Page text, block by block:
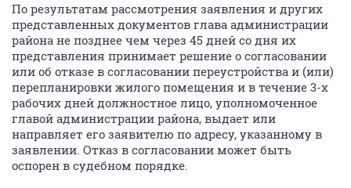
По результатам рассмотрения заявления и других
представленных документов глава администрации
района не позднее чем через 45 дней со дня их
представления принимает решение о согласовании
или об отказе в согласовании переустройства и (или)
перепланировки жилого помещения и в течение 3-х
рабочих дней должностное лицо, уполномоченное
главой администрации района, выдает или
направляет его заявителю по адресу, указанному в
заявлении. Отказ в согласовании может быть
оспорен в судебном порядке.